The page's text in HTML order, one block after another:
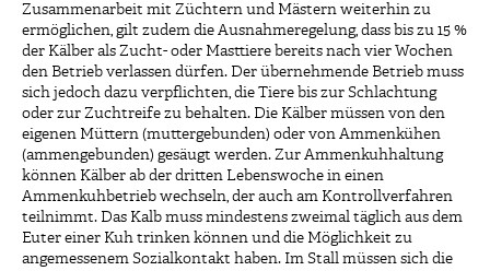
Zusammenarbeit mit Züchtern und Mästern weiterhin zu
ermöglichen, gilt zudem die Ausnahmeregelung, dass bis zu 15 %
der Kälber als Zucht- oder Masttiere bereits nach vier Wochen
den Betrieb verlassen dürfen. Der übernehmende Betrieb muss
sich jedoch dazu verpflichten, die Tiere bis zur Schlachtung
oder zur Zuchtreife zu behalten. Die Kälber müssen von den
eigenen Müttern (muttergebunden) oder von Ammenkühen
(ammengebunden) gesäugt werden. Zur Ammenkuhhaltung
können Kälber ab der dritten Lebenswoche in einen
Ammenkuhbetrieb wechseln, der auch am Kontrollverfahren
teilnimmt. Das Kalb muss mindestens zweimal täglich aus dem
Euter einer Kuh trinken können und die Möglichkeit zu
angemessenem Sozialkontakt haben. Im Stall müssen sich die